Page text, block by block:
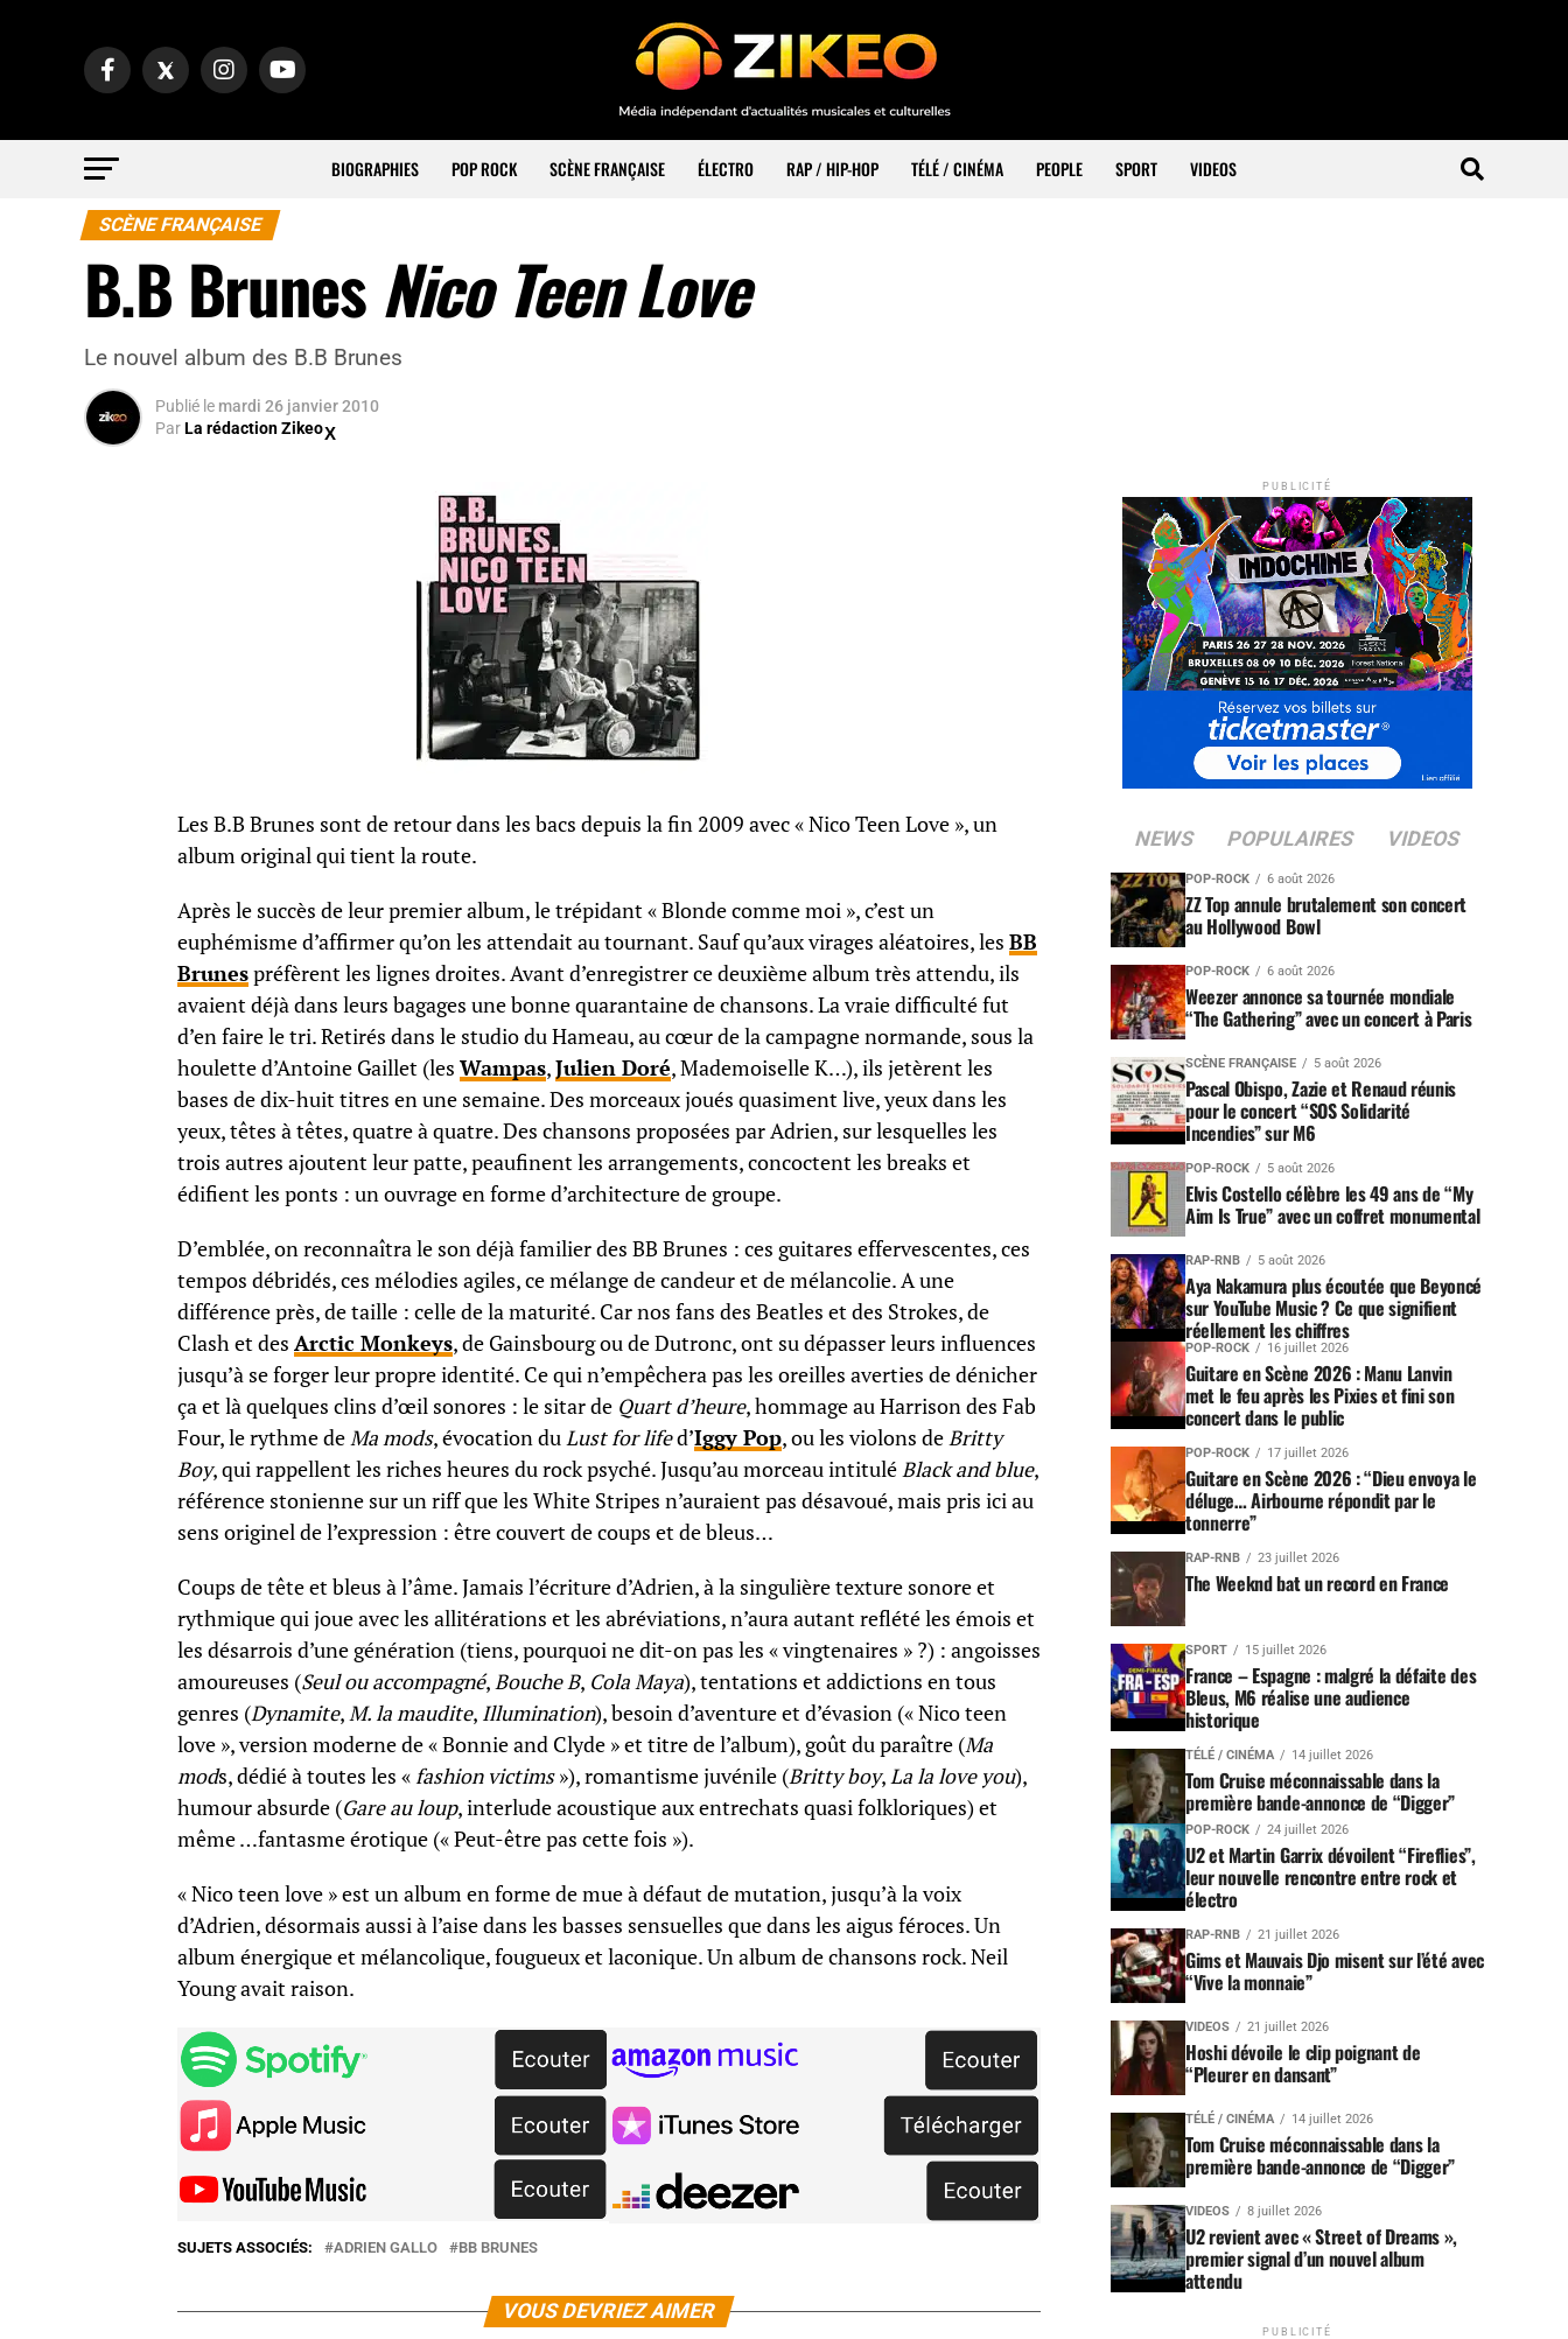
BIOGRAPHIES POP ROCK SCÈNE FRANÇAISE ÉLECTRO RAP / HIP-HOP TÉLÉ / CINÉMA PEOPLE SPORT VIDEOS
SCÈNE FRANÇAISE
B.B BrunesNico Teen Love
Le nouvel album des B.B Brunes
Publié le mardi 26 janvier 2010
ParLa rédaction Zikeo
Les B.B Brunes sont de retour dans les bacs depuis la fin 2009 avec « Nico Teen Love », un
album original qui tient la route.
Après le succès de leur premier album, le trépidant « Blonde comme moi », c’est un
euphémisme d’affirmer qu’on les attendait au tournant. Sauf qu’aux virages aléatoires, les BB
Brunespréfèrent les lignes droites. Avant d’enregistrer ce deuxième album très attendu, ils
avaient déjà dans leurs bagages une bonne quarantaine de chansons. La vraie difficulté fut
d’en faire le tri. Retirés dans le studio du Hameau, au cœur de la campagne normande, sous la
houlette d’Antoine Gaillet (les Wampas,Julien Doré, Mademoiselle K…), ils jetèrent les
bases de dix-huit titres en une semaine. Des morceaux joués quasiment live, yeux dans les
yeux, têtes à têtes, quatre à quatre. Des chansons proposées par Adrien, sur lesquelles les
trois autres ajoutent leur patte, peaufinent les arrangements, concoctent les breaks et
édifient les ponts : un ouvrage en forme d’architecture de groupe.
D’emblée, on reconnaîtra le son déjà familier des BB Brunes : ces guitares effervescentes, ces
tempos débridés, ces mélodies agiles, ce mélange de candeur et de mélancolie. A une
différence près, de taille : celle de la maturité. Car nos fans des Beatles et des Strokes, de
Clash et des Arctic Monkeys, de Gainsbourg ou de Dutronc, ont su dépasser leurs influences
jusqu’à se forger leur propre identité. Ce qui n’empêchera pas les oreilles averties de dénicher
ça et là quelques clins d’œil sonores : le sitar de Quart d’heure, hommage au Harrison des Fab
Four, le rythme deMa mods, évocation duLust for lifed’Iggy Pop, ou les violons deBritty
Boy, qui rappellent les riches heures du rock psyché. Jusqu’au morceau intituléBlack and blue,
référence stonienne sur un riff que les White Stripes n’auraient pas désavoué, mais pris ici au
sens originel de l’expression : être couvert de coups et de bleus…
Coups de tête et bleus à l’âme. Jamais l’écriture d’Adrien, à la singulière texture sonore et
rythmique qui joue avec les allitérations et les abréviations, n’aura autant reflété les émois et
les désarrois d’une génération (tiens, pourquoi ne dit-on pas les « vingtenaires » ?) : angoisses
amoureuses (Seul ou accompagné,Bouche B, Cola Maya), tentations et addictions en tous
genres (Dynamite,M. la maudite, Illumination), besoin d’aventure et d’évasion (« Nico teen
love », version moderne de « Bonnie and Clyde » et titre de l’album), goût du paraître (Ma
mods, dédié à toutes les «fashion victims»), romantisme juvénile (Britty boy,La la love you),
humour absurde (Gare au loup, interlude acoustique aux entrechats quasi folkloriques) et
même …fantasme érotique (« Peut-être pas cette fois »).
« Nico teen love » est un album en forme de mue à défaut de mutation, jusqu’à la voix
d’Adrien, désormais aussi à l’aise dans les basses sensuelles que dans les aigus féroces. Un
album énergique et mélancolique, fougueux et laconique. Un album de chansons rock. Neil
Young avait raison.
SUJETS ASSOCIÉS: ADRIEN GALLO BB BRUNES
VOUS DEVRIEZ AIMER
PUBLICITÉ
NEWS POPULAIRES VIDEOS
POP-ROCK 6 août 2026
ZZ Top annule brutalement son concert
au Hollywood Bowl
POP-ROCK 6 août 2026
Weezer annonce sa tournée mondiale
“The Gathering” avec un concert à Paris
SCÈNE FRANÇAISE 5 août 2026
Pascal Obispo, Zazie et Renaud réunis
pour le concert “SOS Solidarité
Incendies” sur M6
POP-ROCK 5 août 2026
Elvis Costello célèbre les 49 ans de “My
Aim Is True” avec un coffret monumental
RAP-RNB 5 août 2026
Aya Nakamura plus écoutée que Beyoncé
sur YouTube Music ? Ce que signifient
réellement les chiffres
POP-ROCK 16 juillet 2026
Guitare en Scène 2026 : Manu Lanvin
met le feu après les Pixies et fini son
concert dans le public
POP-ROCK 17 juillet 2026
Guitare en Scène 2026 : “Dieu envoya le
déluge… Airbourne répondit par le
tonnerre”
RAP-RNB 23 juillet 2026
The Weeknd bat un record en France
SPORT 15 juillet 2026
France – Espagne : malgré la défaite des
Bleus, M6 réalise une audience
historique
TÉLÉ / CINÉMA 14 juillet 2026
Tom Cruise méconnaissable dans la
première bande-annonce de “Digger”
POP-ROCK 24 juillet 2026
U2 et Martin Garrix dévoilent “Fireflies”,
leur nouvelle rencontre entre rock et
électro
RAP-RNB 21 juillet 2026
Gims et Mauvais Djo misent sur l’été avec
“Vive la monnaie”
VIDEOS 21 juillet 2026
Hoshi dévoile le clip poignant de
“Pleurer en dansant”
TÉLÉ / CINÉMA 14 juillet 2026
Tom Cruise méconnaissable dans la
première bande-annonce de “Digger”
VIDEOS 8 juillet 2026
U2 revient avec « Street of Dreams »,
premier signal d’un nouvel album
attendu
PUBLICITÉ